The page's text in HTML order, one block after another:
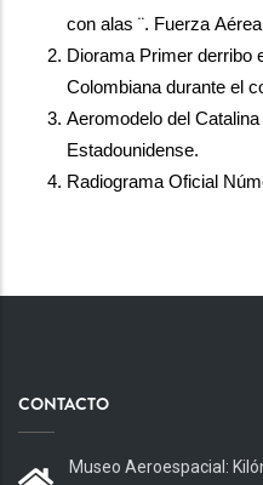
con alas ¨. Fuerza
Diorama Primer derribo
Colombiana durante el
Aeromodelo del Catalina
Estadounidense.
Radiograma Oficial
CONTACTO
Museo Aeroespacial: